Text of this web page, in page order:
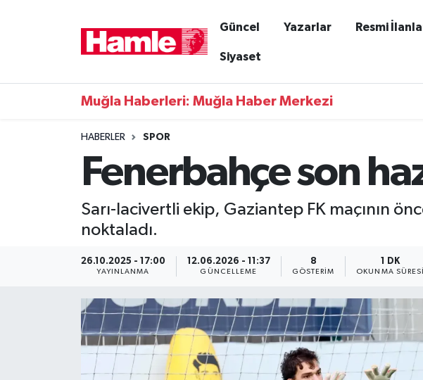
Güncel Yazarlar Resmi
Siyaset
Muğla Haberleri: Muğla Haber Merkezi
HABERLER SPOR
Fenerbahçe son
Sarı-lacivertli ekip, Gaziantep FK maçının
noktaladı.
26.10.2025 - 17:00
YAYINLANMA
12.06.2026 - 11:37
GÜNCELLEME
8
GÖSTERIM
1 DK
OKUNMA SÜRESI
Muğla Nöbetçi Eczaneler
Muğla Trafik Yoğunluk Haritası
Tüm Manşetler
Son Dakika Haberleri
Haber Arşivi